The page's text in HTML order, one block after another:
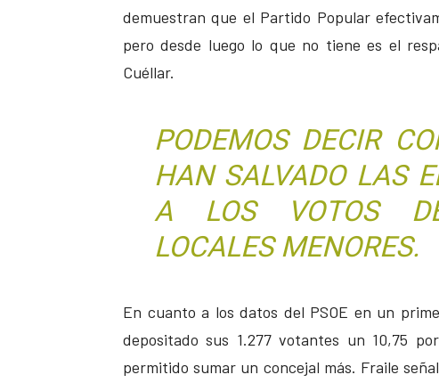
demuestran que el Partido Popular
pero desde luego lo que no tiene es el
Cuéllar.
PODEMOS DECIR
HAN SALVADO LAS
A LOS VOTOS
LOCALES MENORES.
En cuanto a los datos del PSOE en un
depositado sus 1.277 votantes un 10,75
permitido sumar un concejal más. Fraile